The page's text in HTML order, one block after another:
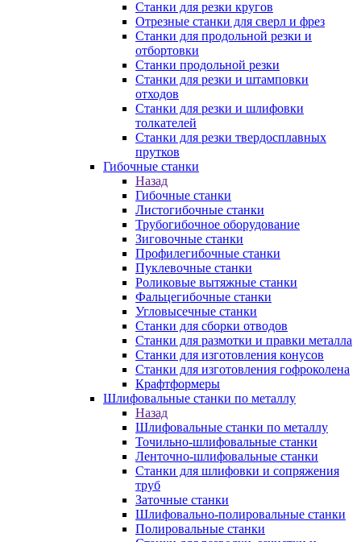
Станки для резки кругов
Отрезные станки для сверл и фрез
Станки для продольной резки и
отбортовки
Станки продольной резки
Станки для резки и штамповки
отходов
Станки для резки и шлифовки
толкателей
Станки для резки твердосплавных
прутков
Гибочные станки
Назад
Гибочные станки
Листогибочные станки
Трубогибочное оборудование
Зиговочные станки
Профилегибочные станки
Пуклевочные станки
Роликовые вытяжные станки
Фальцегибочные станки
Угловысечные станки
Станки для сборки отводов
Станки для размотки и правки металла
Станки для изготовления конусов
Станки для изготовления гофроколена
Крафтформеры
Шлифовальные станки по металлу
Назад
Шлифовальные станки по металлу
Точильно-шлифовальные станки
Ленточно-шлифовальные станки
Станки для шлифовки и сопряжения
труб
Заточные станки
Шлифовально-полировальные станки
Полировальные станки